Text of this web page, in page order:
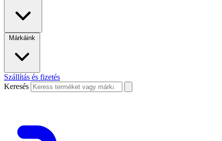
Márkáink
Szállítás és fizetés
Keresés